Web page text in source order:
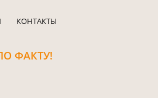
КОНТАКТЫ
ФАКТУ!